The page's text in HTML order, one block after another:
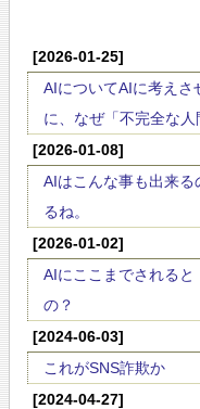
[2026-01-25]
AIについてAIに考えさ
に、なぜ「不完全な
[2026-01-08]
AIはこんな事も出来
るね。
[2026-01-02]
AIにここまでされる
の？
[2024-06-03]
これがSNS詐欺か
[2024-04-27]